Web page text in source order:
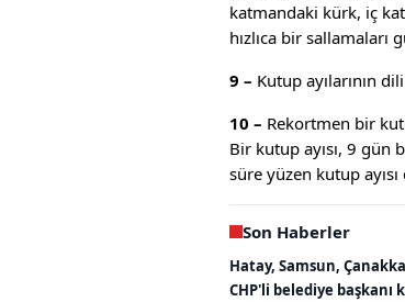
katmandaki kürk, iç
hızlıca bir
9 – Kutup ayılarının
10 – Rekortmen bir
Bir kutup ayısı, 9
süre yüzen kutup
Son Haberler
Hatay, Samsun,
CHP'li belediye başkanı